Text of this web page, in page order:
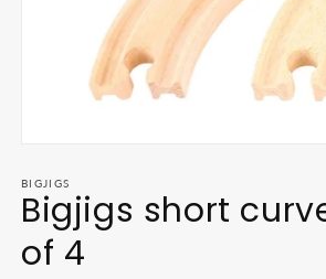
openen
in
modaal
BIGJIGS
Bigjigs short
of 4